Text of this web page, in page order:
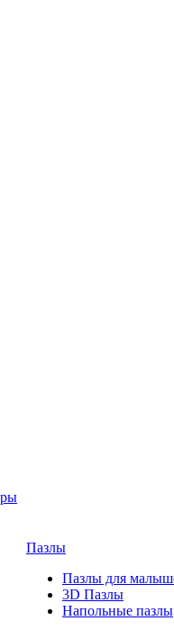
Пазлы
Пазлы для
3D Пазлы
Напольные пазлы